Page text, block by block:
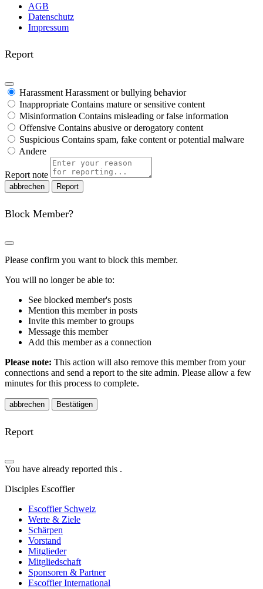
AGB
Datenschutz
Impressum
Report
Harassment Harassment or bullying behavior
Inappropriate Contains mature or sensitive content
Misinformation Contains misleading or false information
Offensive Contains abusive or derogatory content
Suspicious Contains spam, fake content or potential malware
Andere
Report note
Report
Block Member?
Please confirm you want to block this member.
You will no longer be able to:
See blocked member's posts
Mention this member in posts
Invite this member to groups
Message this member
Add this member as a connection
Please note: This action will also remove this member from your
connections and send a report to the site admin. Please allow a few
minutes for this process to complete.
Bestätigen
Report
You have already reported this .
Disciples Escoffier
Escoffier Schweiz
Werte & Ziele
Schärpen
Vorstand
Mitglieder
Mitgliedschaft
Sponsoren & Partner
Escoffier International